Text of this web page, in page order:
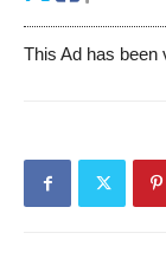
This Ad has been